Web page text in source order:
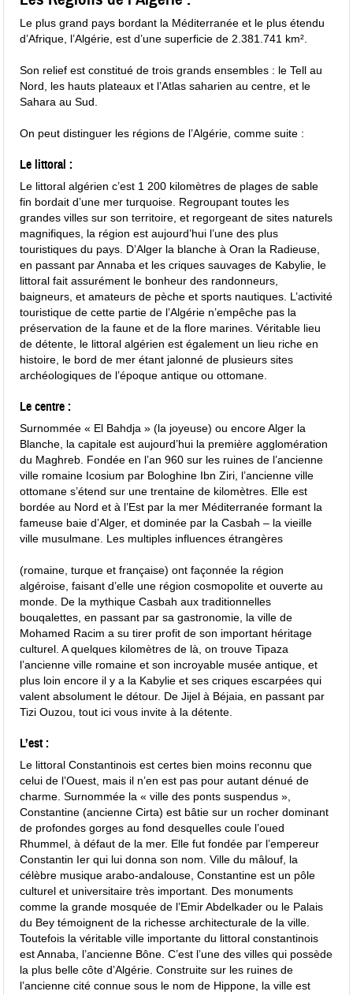
Le plus grand pays bordant la Méditerranée et le plus étendu
d’Afrique, l’Algérie, est d’une superficie de 2.381.741 km².
Son relief est constitué de trois grands ensembles : le Tell au
Nord, les hauts plateaux et l’Atlas saharien au centre, et le
Sahara au Sud.
On peut distinguer les régions de l’Algérie, comme suite :
Le littoral :
Le littoral algérien c’est 1 200 kilomètres de plages de sable
fin bordait d’une mer turquoise. Regroupant toutes les
grandes villes sur son territoire, et regorgeant de sites naturels
magnifiques, la région est aujourd’hui l’une des plus
touristiques du pays. D’Alger la blanche à Oran la Radieuse,
en passant par Annaba et les criques sauvages de Kabylie, le
littoral fait assurément le bonheur des randonneurs,
baigneurs, et amateurs de pèche et sports nautiques. L’activité
touristique de cette partie de l’Algérie n’empêche pas la
préservation de la faune et de la flore marines. Véritable lieu
de détente, le littoral algérien est également un lieu riche en
histoire, le bord de mer étant jalonné de plusieurs sites
archéologiques de l’époque antique ou ottomane.
Le centre :
Surnommée « El Bahdja » (la joyeuse) ou encore Alger la
Blanche, la capitale est aujourd’hui la première agglomération
du Maghreb. Fondée en l’an 960 sur les ruines de l’ancienne
ville romaine Icosium par Bologhine Ibn Ziri, l’ancienne ville
ottomane s’étend sur une trentaine de kilomètres. Elle est
bordée au Nord et à l’Est par la mer Méditerranée formant la
fameuse baie d’Alger, et dominée par la Casbah – la vieille
ville musulmane. Les multiples influences étrangères
(romaine, turque et française) ont façonnée la région
algéroise, faisant d’elle une région cosmopolite et ouverte au
monde. De la mythique Casbah aux traditionnelles
bouqalettes, en passant par sa gastronomie, la ville de
Mohamed Racim a su tirer profit de son important héritage
culturel. A quelques kilomètres de là, on trouve Tipaza
l’ancienne ville romaine et son incroyable musée antique, et
plus loin encore il y a la Kabylie et ses criques escarpées qui
valent absolument le détour. De Jijel à Béjaia, en passant par
Tizi Ouzou, tout ici vous invite à la détente.
L’est :
Le littoral Constantinois est certes bien moins reconnu que
celui de l’Ouest, mais il n’en est pas pour autant dénué de
charme. Surnommée la « ville des ponts suspendus »,
Constantine (ancienne Cirta) est bâtie sur un rocher dominant
de profondes gorges au fond desquelles coule l’oued
Rhummel, à défaut de la mer. Elle fut fondée par l’empereur
Constantin Ier qui lui donna son nom. Ville du mâlouf, la
célèbre musique arabo-andalouse, Constantine est un pôle
culturel et universitaire très important. Des monuments
comme la grande mosquée de l’Emir Abdelkader ou le Palais
du Bey témoignent de la richesse architecturale de la ville.
Toutefois la véritable ville importante du littoral constantinois
est Annaba, l’ancienne Bône. C’est l’une des villes qui possède
la plus belle côte d’Algérie. Construite sur les ruines de
l’ancienne cité connue sous le nom de Hippone, la ville est